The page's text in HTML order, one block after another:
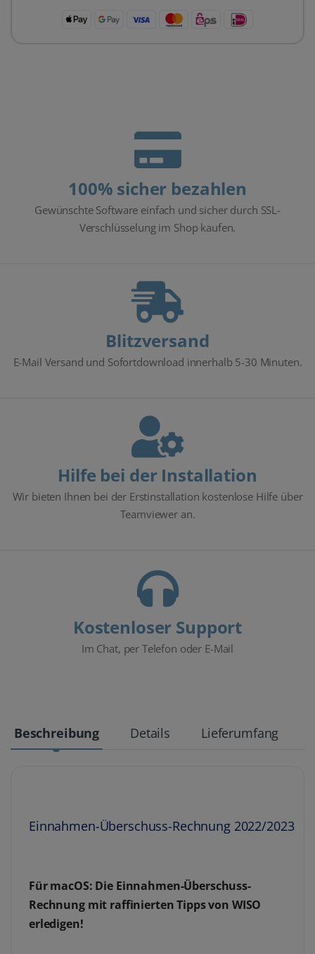
100% sicher bezahlen
Gewünschte Software einfach und sicher durch SSL-
Verschlüsselung im Shop kaufen.
Blitzversand
E-Mail Versand und Sofortdownload innerhalb 5-30 Minuten.
Hilfe bei der Installation
Wir bieten Ihnen bei der Erstinstallation kostenlose Hilfe über
Teamviewer an.
Kostenloser Support
Im Chat, per Telefon oder E-Mail
Beschreibung Details Lieferumfang
Einnahmen-Überschuss-Rechnung 2022/2023
Für macOS: Die Einnahmen-Überschuss-
Rechnung mit raffinierten Tipps von WISO
erledigen!